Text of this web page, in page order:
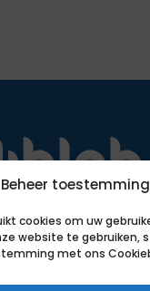
Beheer toestemming
cookies om uw
website te gebruiken,
met ons
en ruim 18 jaar
bij het vinden van